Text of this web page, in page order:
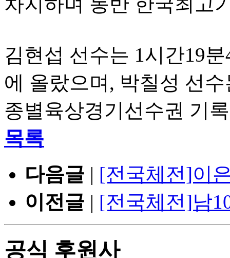
김현섭 선수는 1시간19
에 올랐으며, 박칠성 선
종별육상경기선수권 기
목록
다음글 | [전국체전]이
이전글 | [전국체전]남
공식 후원사